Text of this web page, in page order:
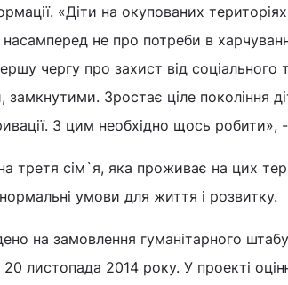
«Діти на окупованих
насамперед не про потреби в
чергу про захист від соціального
Зростає ціле покоління
З цим необхідно щось робити»,
третя сім`я, яка проживає на цих
умови для життя і розвитку.
на замовлення гуманітарного
листопада 2014 року. У проекті